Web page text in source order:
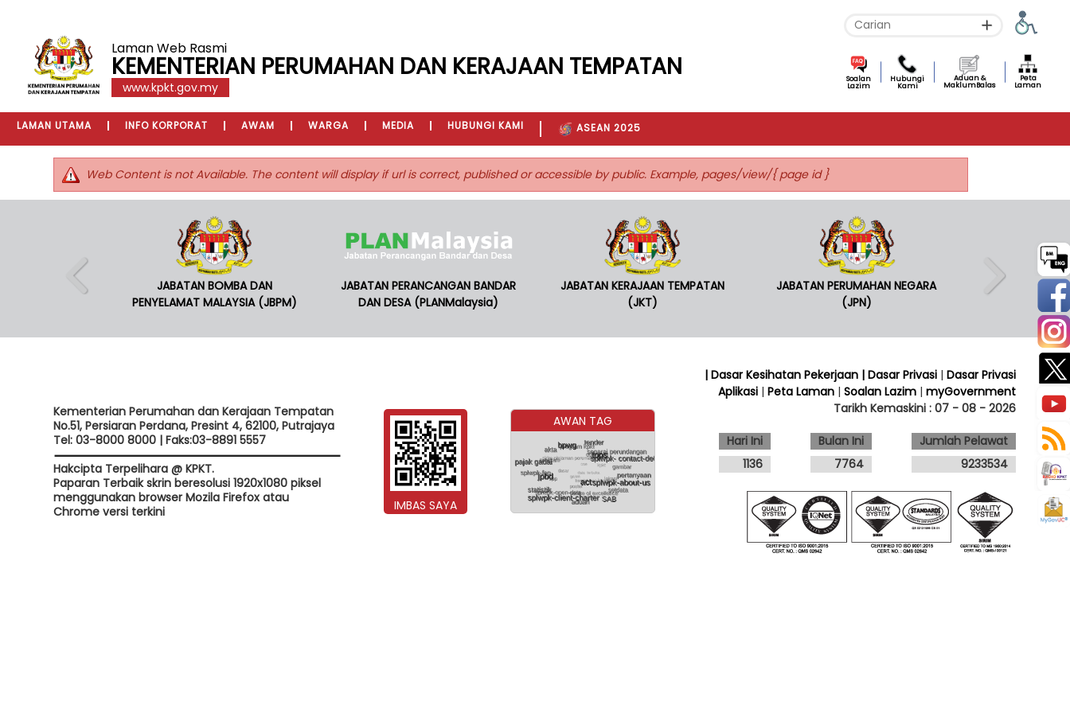
Laman Web Rasmi
KEMENTERIAN PERUMAHAN DAN KERAJAAN TEMPATAN
www.kpkt.gov.my
Soalan
Lazim
Hubungi
Kami
Aduan &
MaklumBalas
Peta
Laman
LAMAN UTAMA INFO KORPORAT AWAM WARGA MEDIA HUBUNGI KAMI ASEAN 2025
Web Content is not Available. The content will display if url is correct, published or accessible by public. Example, pages/view/{ page id }
JABATAN BOMBA DAN
PENYELAMAT MALAYSIA (JBPM)
JABATAN PERANCANGAN BANDAR
DAN DESA (PLANMalaysia)
JABATAN KERAJAAN TEMPATAN
(JKT)
JABATAN PERUMAHAN NEGARA
(JPN)
Kementerian Perumahan dan Kerajaan Tempatan
No.51, Persiaran Perdana, Presint 4, 62100, Putrajaya
Tel: 03-8000 8000 | Faks:03-8891 5557
Hakcipta Terpelihara @ KPKT.
Paparan Terbaik skrin beresolusi 1920x1080 piksel
menggunakan browser Mozila Firefox atau
Chrome versi terkini
IMBAS SAYA
AWAN TAG
| Dasar Kesihatan Pekerjaan | Dasar Privasi |Dasar Privasi
Aplikasi |Peta Laman |Soalan Lazim |myGovernment
Tarikh Kemaskini :07 - 08 - 2026
Hari Ini
1136
Bulan Ini
7764
Jumlah Pelawat
9233534